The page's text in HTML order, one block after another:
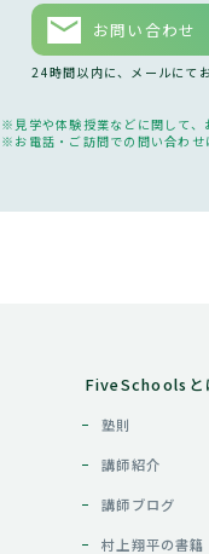
お問い合わせ
24時間以内に、メールにて
見学や体験授業などに関して
お電話・ご訪問での問い合わ
FiveSchoolsと
塾則
講師紹介
講師ブログ
村上翔平の書籍